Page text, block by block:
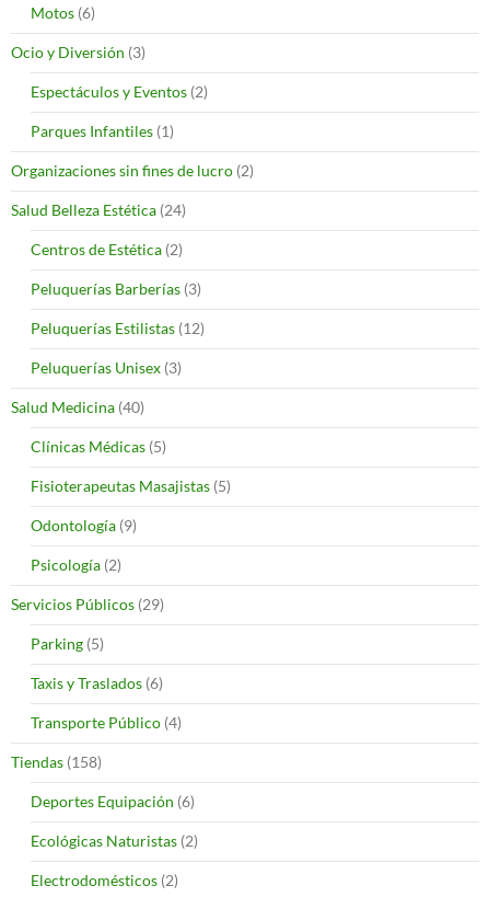
Motos (6)
Ocio y Diversión (3)
Espectáculos y Eventos (2)
Parques Infantiles (1)
Organizaciones sin fines de lucro (2)
Salud Belleza Estética (24)
Centros de Estética (2)
Peluquerías Barberías (3)
Peluquerías Estilistas (12)
Peluquerías Unisex (3)
Salud Medicina (40)
Clínicas Médicas (5)
Fisioterapeutas Masajistas (5)
Odontología (9)
Psicología (2)
Servicios Públicos (29)
Parking (5)
Taxis y Traslados (6)
Transporte Público (4)
Tiendas (158)
Deportes Equipación (6)
Ecológicas Naturistas (2)
Electrodomésticos (2)